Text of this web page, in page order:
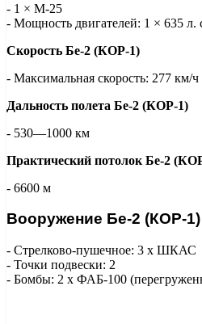
- 1 × М-25
- Мощность двигателей: 1 × 635 л.
Скорость Бе-2 (КОР-1)
- Максимальная скорость: 277 км/ч
Дальность полета Бе-2 (КОР-1)
- 530—1000 км
Практический потолок Бе-2
- 6600 м
Вооружение Бе-2 (КОР-1)
- Стрелково-пушечное: 3 х ШКАС
- Точки подвески: 2
- Бомбы: 2 х ФАБ-100